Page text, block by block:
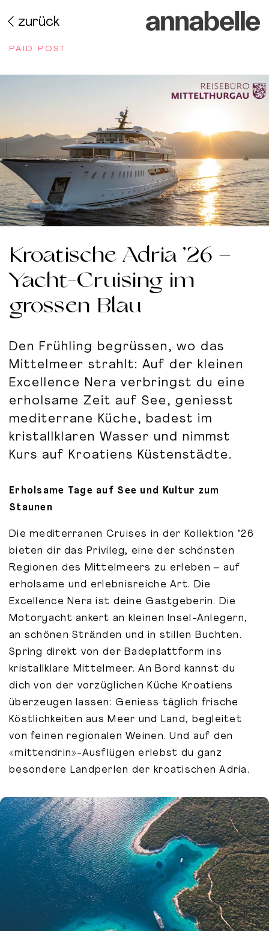
zurück
PAID POST
Kroatische Adria ’26 –
Yacht-Cruising im
grossen Blau
Den Frühling begrüssen, wo das
Mittelmeer strahlt: Auf der kleinen
Excellence Nera verbringst du eine
erholsame Zeit auf See, geniesst
mediterrane Küche, badest im
kristallklaren Wasser und nimmst
Kurs auf Kroatiens Küstenstädte.
Erholsame Tage auf See und Kultur zum
Staunen
Die mediterranen Cruises in der Kollektion ’26
bieten dir das Privileg, eine der schönsten
Regionen des Mittelmeers zu erleben – auf
erholsame und erlebnisreiche Art. Die
Excellence Nera ist deine Gastgeberin. Die
Motoryacht ankert an kleinen Insel-Anlegern,
an schönen Stränden und in stillen Buchten.
Spring direkt von der Badeplattform ins
kristallklare Mittelmeer. An Bord kannst du
dich von der vorzüglichen Küche Kroatiens
überzeugen lassen: Geniess täglich frische
Köstlichkeiten aus Meer und Land, begleitet
von feinen regionalen Weinen. Und auf den
«mittendrin»-Ausflügen erlebst du ganz
besondere Landperlen der kroatischen Adria.